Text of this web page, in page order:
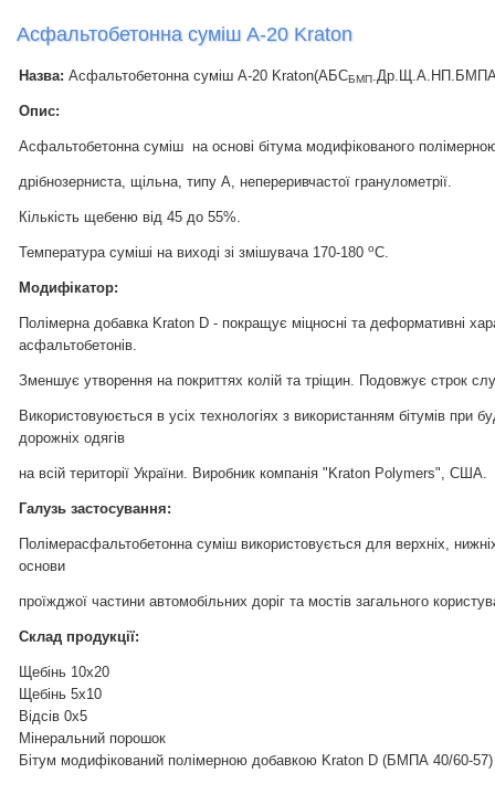
Асфальтобетонна суміш А-20 Kraton
Назва: Асфальтобетонна суміш А-20 Kraton(АБСБМП.Др.Щ.А.НП.БМПА
Опис:
Асфальтобетонна суміш на основі бітума модифікованого
дрібнозерниста, щільна, типу А, непереривчастої гранулометрії.
Кількість щебеню від 45 до 55%.
Температура суміші на виході зі змішувача 170-180 оС.
Модифікатор:
Полімерна добавка Kraton D - покращує міцносні та деформативні
асфальтобетонів.
Зменшує утворення на покриттях колій та тріщин. Подовжує строк
Використовуюється в усіх технологіях з використанням бітумів при
дорожніх одягів
на всій території України. Виробник компанія "Kraton Polymers", США.
Галузь застосування:
Полімерасфальтобетонна суміш використовується для верхніх,
основи
проїжджої частини автомобільних доріг та мостів загального
Склад продукції:
Щебінь 10х20
Щебінь 5х10
Відсів 0х5
Мінеральний порошок
Бітум модифікований полімерною добавкою Kraton D (БМПА 40/60-57)